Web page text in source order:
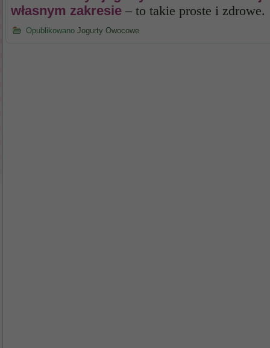
własnym zakresie – to takie proste i zdrowe.
Opublikowano Jogurty Owocowe